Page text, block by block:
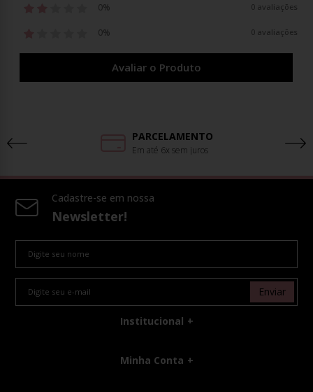
0% 0 avaliações
0% 0 avaliações
Avaliar o Produto
PARCELAMENTO
Em até 6x sem juros
Cadastre-se em nossa
Newsletter!
Enviar
Institucional
Minha Conta